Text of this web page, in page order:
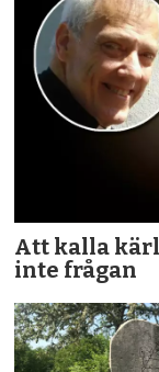
Att kalla
inte frågan